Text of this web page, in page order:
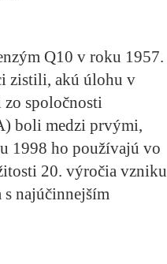
Q10 v roku 1957.
zistili, akú úlohu v
zo spoločnosti
boli medzi prvými,
1998 ho používajú vo
20. výročia vzniku
s najúčinnejším